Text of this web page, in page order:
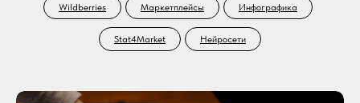
Wildberries Маркетплейсы Инфографика
Stat4Market Нейросети